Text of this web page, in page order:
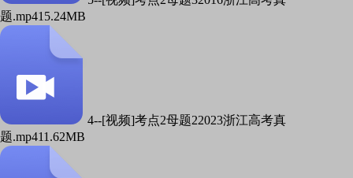
题.mp415.24MB
4--[视频]考点2母题22023浙江高考真
题.mp411.62MB